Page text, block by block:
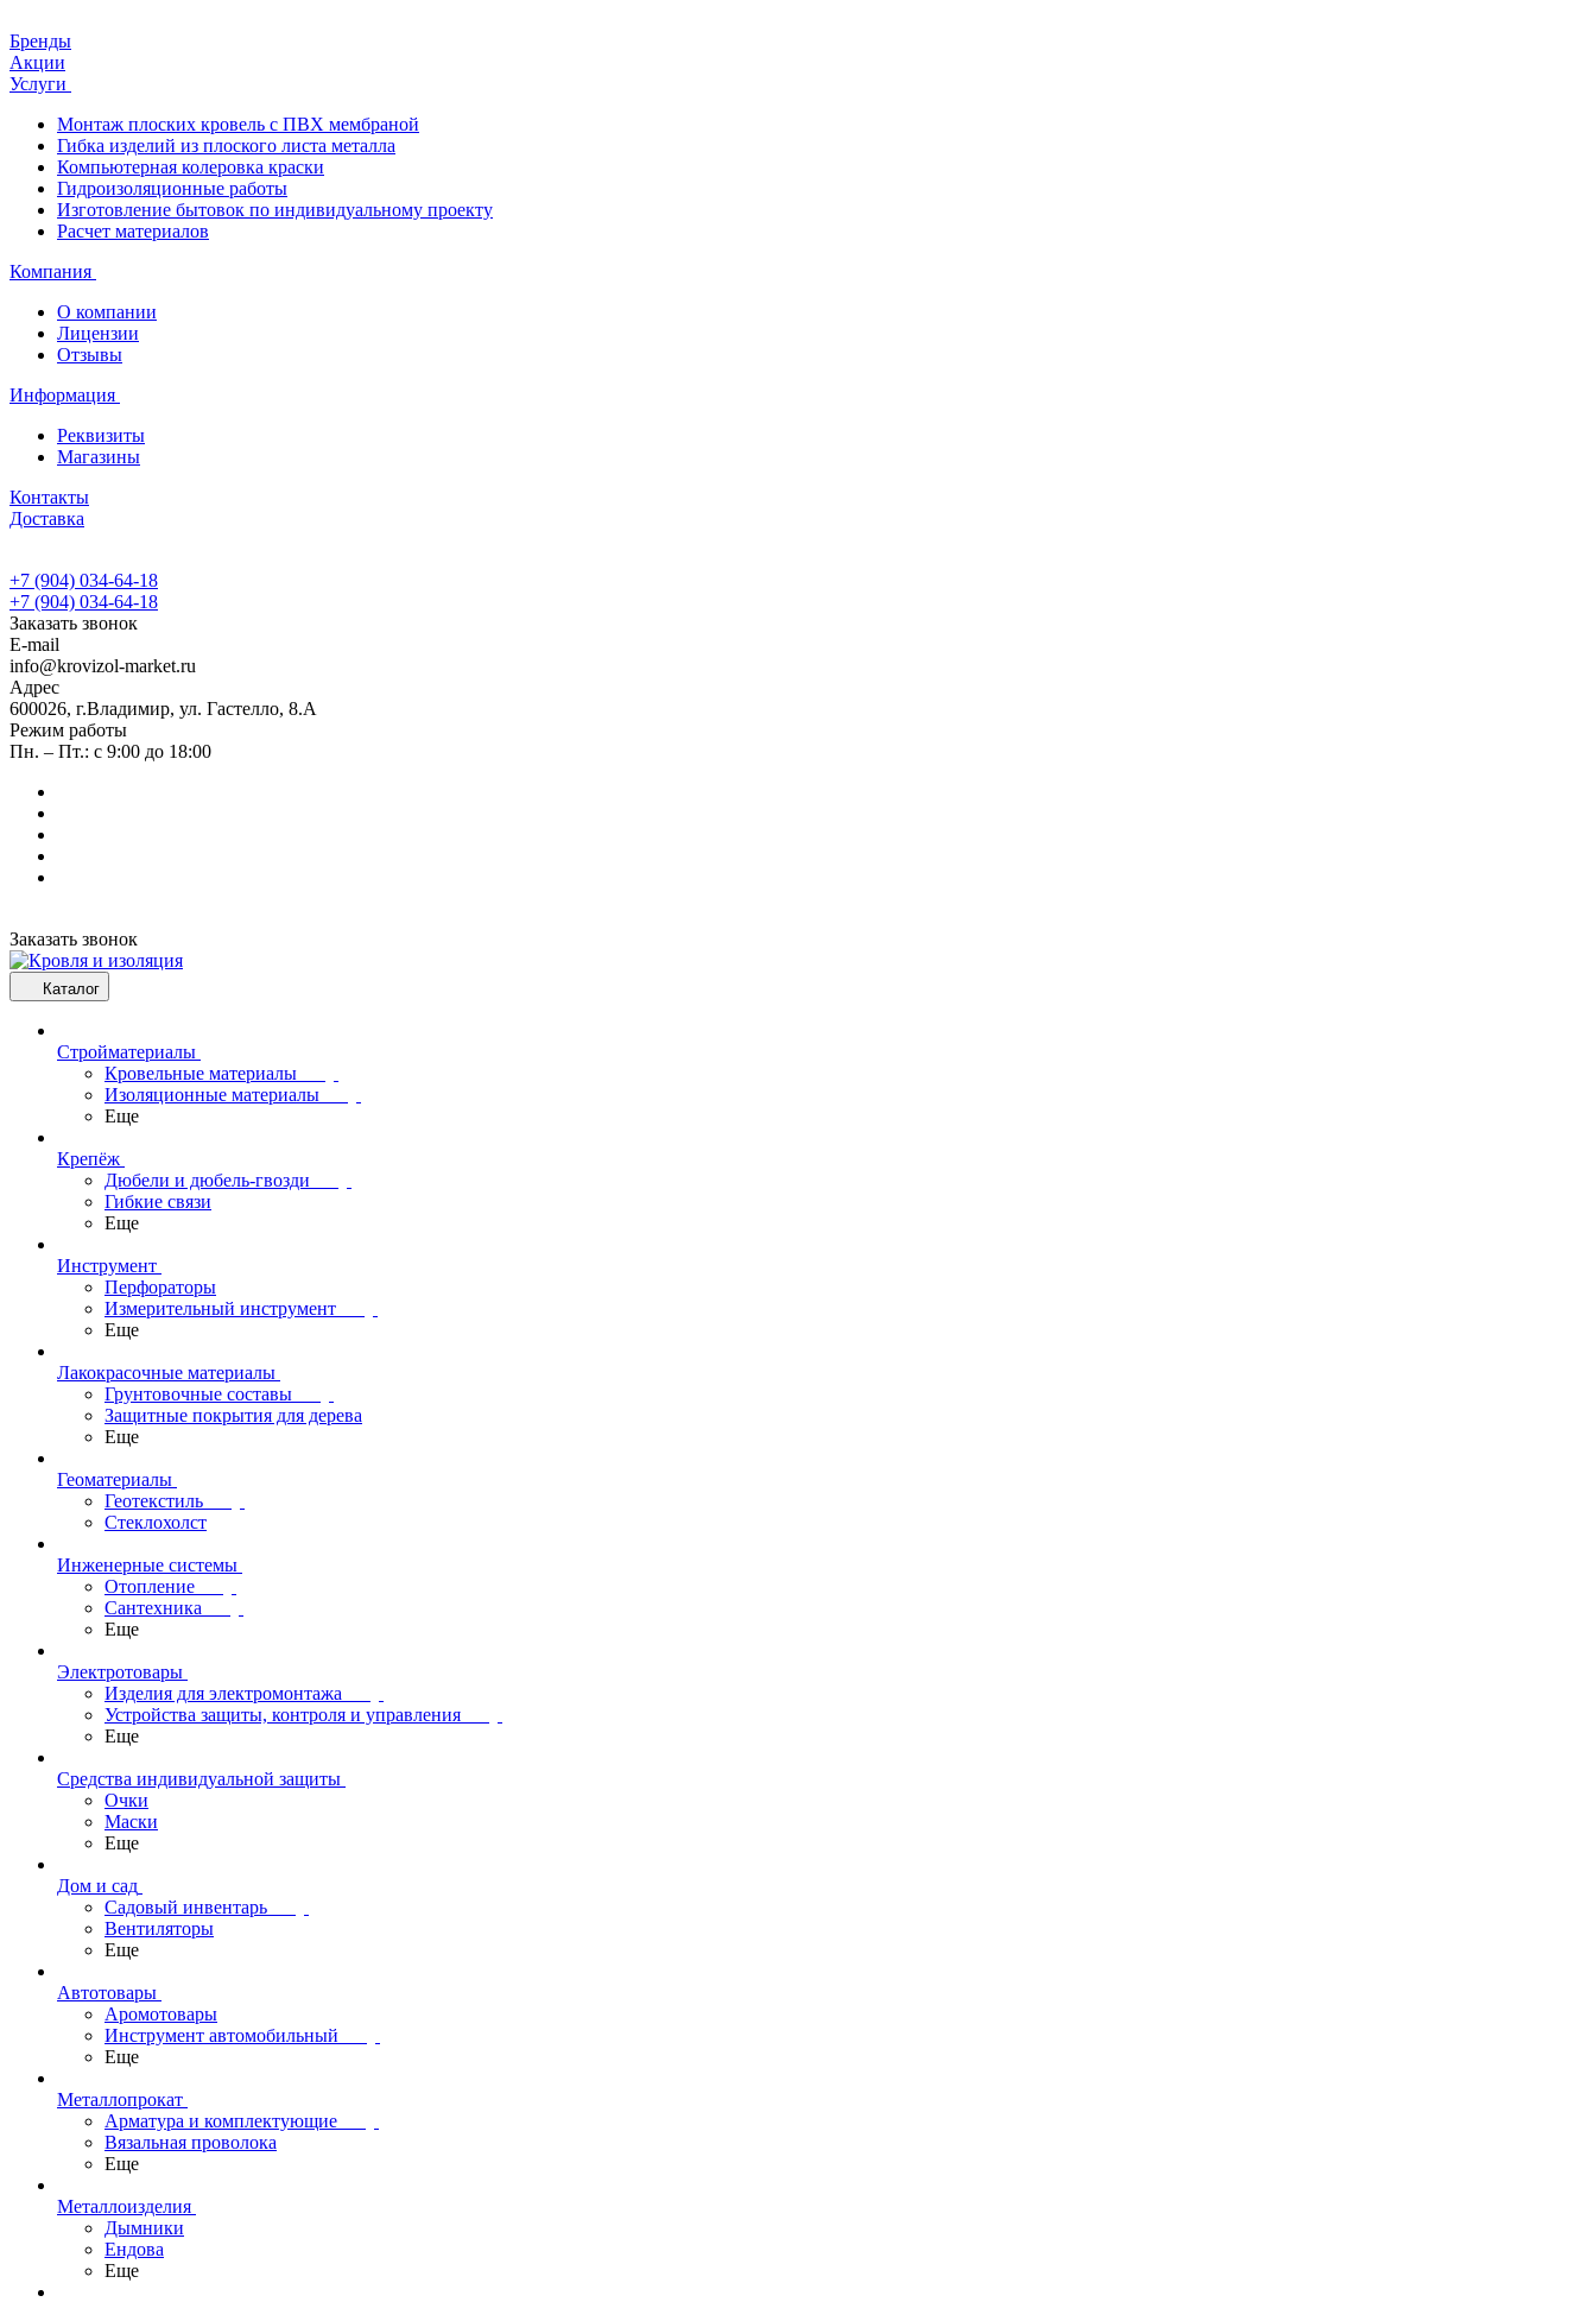
Бренды
Акции
Услуги
Монтаж плоских кровель с ПВХ мембраной
Гибка изделий из плоского листа металла
Компьютерная колеровка краски
Гидроизоляционные работы
Изготовление бытовок по индивидуальному проекту
Расчет материалов
Компания
О компании
Лицензии
Отзывы
Информация
Реквизиты
Магазины
Контакты
Доставка
+7 (904) 034-64-18
+7 (904) 034-64-18
Заказать звонок
E-mail
info@krovizol-market.ru
Адрес
600026, г.Владимир, ул. Гастелло, 8.А
Режим работы
Пн. – Пт.: с 9:00 до 18:00
Заказать звонок
Каталог
Стройматериалы
Кровельные материалы
Изоляционные материалы
Еще
Крепёж
Дюбели и дюбель-гвозди
Гибкие связи
Еще
Инструмент
Перфораторы
Измерительный инструмент
Еще
Лакокрасочные материалы
Грунтовочные составы
Защитные покрытия для дерева
Еще
Геоматериалы
Геотекстиль
Стеклохолст
Инженерные системы
Отопление
Сантехника
Еще
Электротовары
Изделия для электромонтажа
Устройства защиты, контроля и управления
Еще
Средства индивидуальной защиты
Очки
Маски
Еще
Дом и сад
Садовый инвентарь
Вентиляторы
Еще
Автотовары
Аромотовары
Инструмент автомобильный
Еще
Металлопрокат
Арматура и комплектующие
Вязальная проволока
Еще
Металлоизделия
Дымники
Ендова
Еще